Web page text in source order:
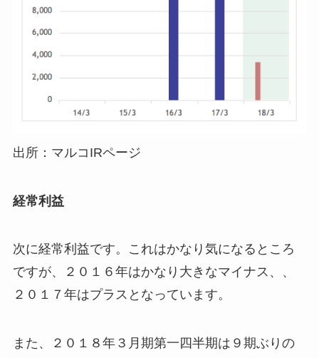
出所：マルコIRページ
経常利益
次に経常利益です。これはかなり気になるところ
ですが、２０１６年はかなり大きなマイナス、、
２０１７年はプラスとなっています。
また、２０１８年３月期第一四半期は９期ぶりの